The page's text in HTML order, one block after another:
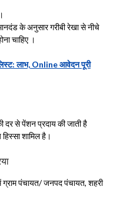
मानदंड के अनुसार गरीबी रेखा से नीचे
चाहिए ।
लाभ, Online आवेदन पूरी
दर से पेंशन प्रदाय की जाती है
शामिल है।
ग्राम पंचायत/ जनपद पंचायत, शहरी